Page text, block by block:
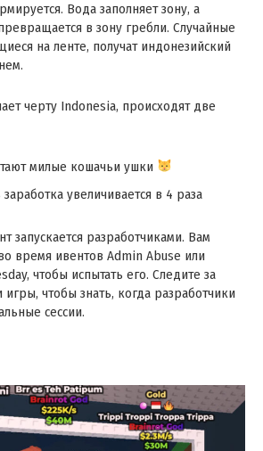
Вода заполняет зону, а
в зону гребли. Случайные
на ленте, получат индонезийский
черту Indonesia, происходят две
милые кошачьи ушки
увеличивается в 4 раза
запускается разработчиками. Вам
время ивентов Admin Abuse или
чтобы испытать его. Следите за
чтобы знать, когда разработчики
сессии.